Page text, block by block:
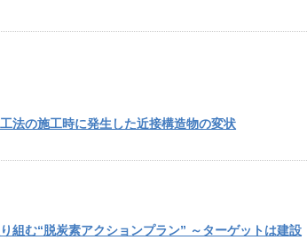
法の施工時に発生した近接構造物の変状
組む“脱炭素アクションプラン” ～ターゲットは建設